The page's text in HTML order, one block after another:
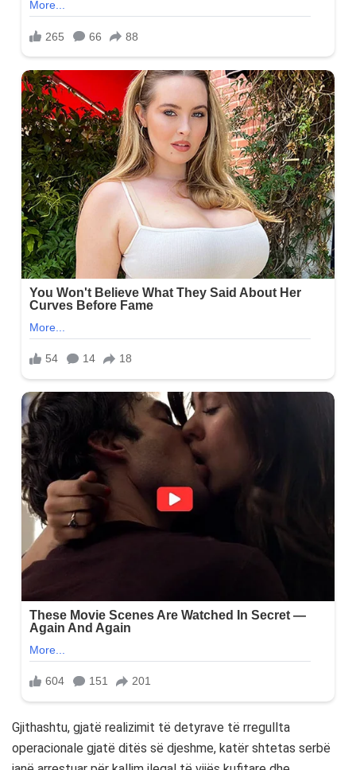
Gjithashtu, gjatë realizimit të detyrave të rregullta
operacionale gjatë ditës së djeshme, katër shtetas serbë